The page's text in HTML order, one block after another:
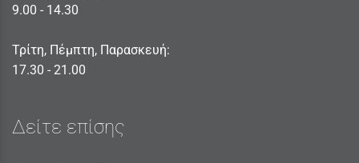
9.00 - 14.30
Τρίτη, Πέμπτη, Παρασκευή:
17.30 - 21.00
Δείτε επίσης